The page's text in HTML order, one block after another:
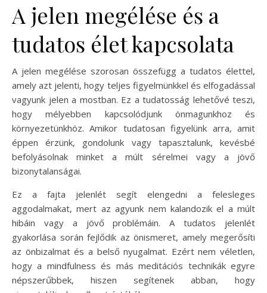
A jelen megélése és a
tudatos élet kapcsolata
A jelen megélése szorosan összefügg a tudatos élettel,
amely azt jelenti, hogy teljes figyelmünkkel és elfogadással
vagyunk jelen a mostban. Ez a tudatosság lehetővé teszi,
hogy mélyebben kapcsolódjunk önmagunkhoz és
környezetünkhöz. Amikor tudatosan figyelünk arra, amit
éppen érzünk, gondolunk vagy tapasztalunk, kevésbé
befolyásolnak minket a múlt sérelmei vagy a jövő
bizonytalanságai.
Ez a fajta jelenlét segít elengedni a felesleges
aggodalmakat, mert az agyunk nem kalandozik el a múlt
hibáin vagy a jövő problémáin. A tudatos jelenlét
gyakorlása során fejlődik az önismeret, amely megerősíti
az önbizalmat és a belső nyugalmat. Ezért nem véletlen,
hogy a mindfulness és más meditációs technikák egyre
népszerűbbek, hiszen segítenek abban, hogy